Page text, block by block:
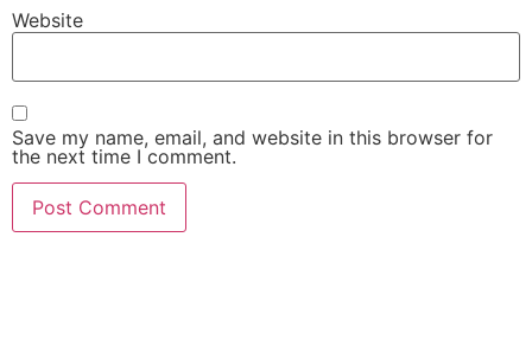
Website
Save my name, email, and website in this browser for
the next time I comment.